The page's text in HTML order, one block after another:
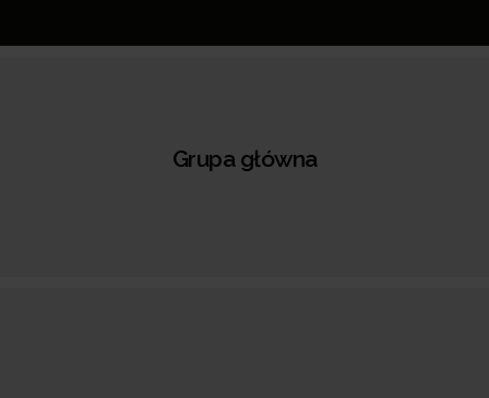
Grupa główna